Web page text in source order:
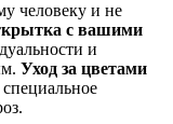
человеку и не
с вашими
и
Уход за цветами